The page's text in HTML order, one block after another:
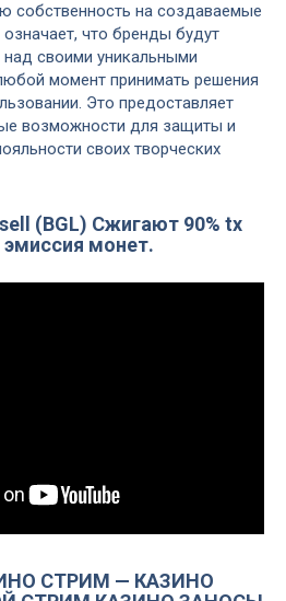
собственность на создаваемые
что бренды будут
своими уникальными
момент принимать решения
Это предоставляет
возможности для защиты и
своих творческих
(BGL) Сжигают 90% tx
эмиссия монет.
СТРИМ — КАЗИНО